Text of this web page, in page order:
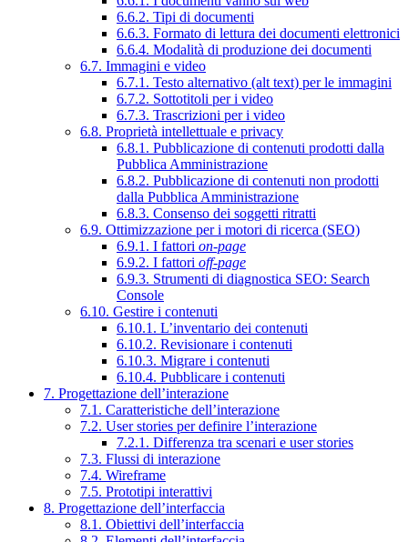
6.6.2. Tipi di documenti
6.6.3. Formato di lettura dei documenti elettronici
6.6.4. Modalità di produzione dei documenti
6.7. Immagini e video
6.7.1. Testo alternativo (alt text) per le immagini
6.7.2. Sottotitoli per i video
6.7.3. Trascrizioni per i video
6.8. Proprietà intellettuale e privacy
6.8.1. Pubblicazione di contenuti prodotti dalla
Pubblica Amministrazione
6.8.2. Pubblicazione di contenuti non prodotti
dalla Pubblica Amministrazione
6.8.3. Consenso dei soggetti ritratti
6.9. Ottimizzazione per i motori di ricerca (SEO)
6.9.1. I fattori on-page
6.9.2. I fattori off-page
6.9.3. Strumenti di diagnostica SEO: Search
Console
6.10. Gestire i contenuti
6.10.1. L’inventario dei contenuti
6.10.2. Revisionare i contenuti
6.10.3. Migrare i contenuti
6.10.4. Pubblicare i contenuti
7. Progettazione dell’interazione
7.1. Caratteristiche dell’interazione
7.2. User stories per definire l’interazione
7.2.1. Differenza tra scenari e user stories
7.3. Flussi di interazione
7.4. Wireframe
7.5. Prototipi interattivi
8. Progettazione dell’interfaccia
8.1. Obiettivi dell’interfaccia